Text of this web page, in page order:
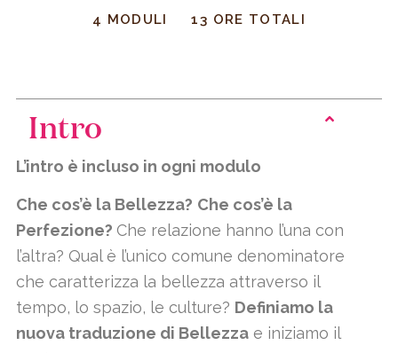
4 MODULI 13 ORE TOTALI
Intro
L’intro è incluso in ogni modulo
Che cos’è la Bellezza? Che cos’è la
Perfezione? Che relazione hanno l’una con
l’altra? Qual è l’unico comune denominatore
che caratterizza la bellezza attraverso il
tempo, lo spazio, le culture? Definiamo la
nuova traduzione di Bellezzae iniziamo il